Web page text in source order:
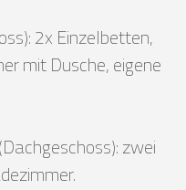
2x Einzelbetten,
mit Dusche, eigene
zwei